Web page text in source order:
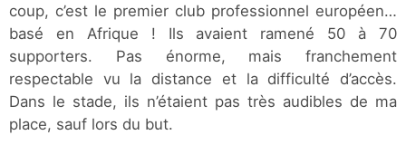
coup, c’est le premier club professionnel européen…
basé en Afrique ! Ils avaient ramené 50 à 70
supporters. Pas énorme, mais franchement
respectable vu la distance et la difficulté d’accès.
Dans le stade, ils n’étaient pas très audibles de ma
place, sauf lors du but.